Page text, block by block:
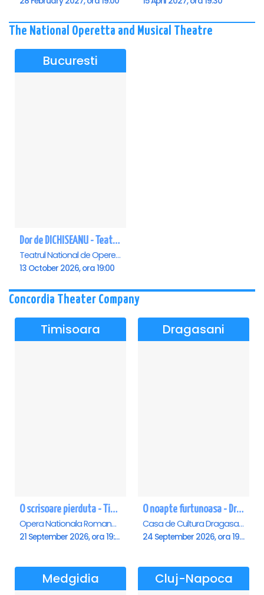
The National Operetta and Musical Theatre
Bucuresti
Dor de DICHISEANU - Teatrul Național de Operetă și Musical „Ion Dacian"
Teatrul National de Opereta si Musical Ion Dacian, Bucuresti
13 October 2026, ora 19:00
Concordia Theater Company
Timisoara
O scrisoare pierduta - Timisoara
Opera Nationala Romana , Timisoara
21 September 2026, ora 19:00
Dragasani
O noapte furtunoasa - Dragasani
Casa de Cultura Dragasani, Dragasani
24 September 2026, ora 19:00
Medgidia Cluj-Napoca